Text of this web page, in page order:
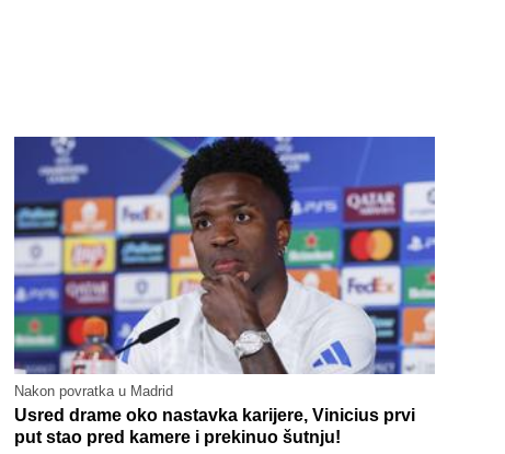
Nakon povratka u Madrid
Usred drame oko nastavka karijere, Vinicius prvi
put stao pred kamere i prekinuo šutnju!